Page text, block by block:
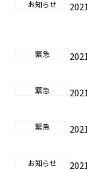
お知らせ
緊急
緊急
緊急
お知らせ